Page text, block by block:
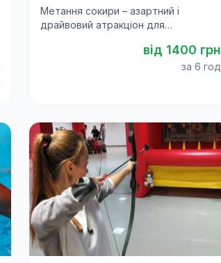
Метання сокири – азартний і
драйвовий атракціон для
від 1400 грн
за 6 год